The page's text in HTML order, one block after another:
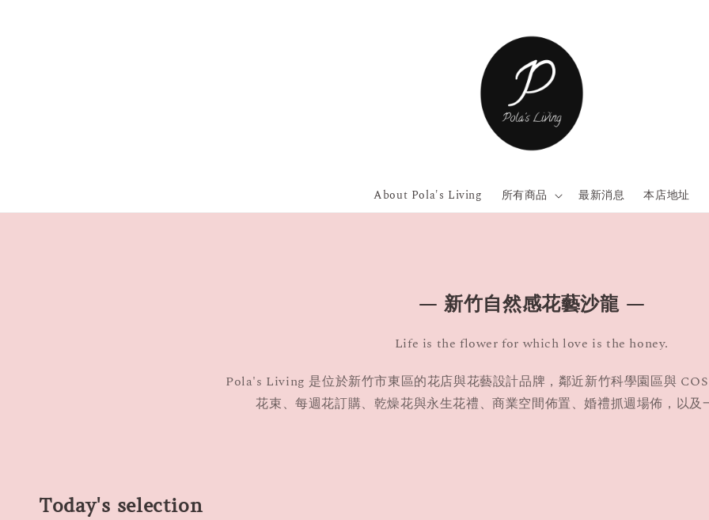
About Pola's Living 所有商品 最新消息 本店地址
— 新竹自然感花藝沙龍 —
Life is the flower for which love is the honey.
Pola's Living 是位於新竹市東區的花店與花藝設計品牌，鄰近新竹科學園區與
花束、每週花訂購、乾燥花與永生花禮、商業空間佈置、婚禮抓週場佈，以及
Today's selection